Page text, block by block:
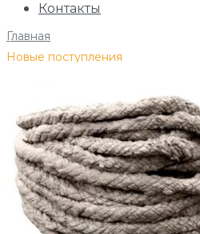
Контакты
Главная
/
Новые поступления